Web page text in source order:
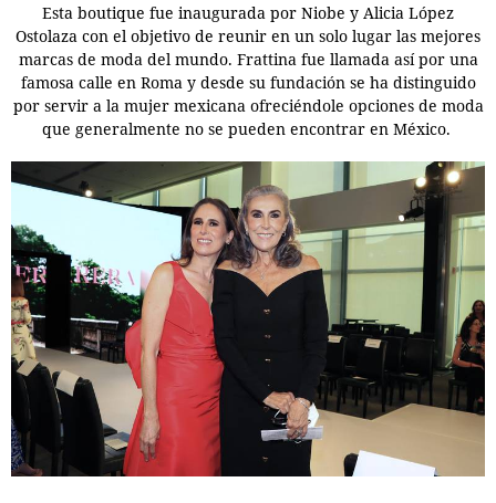
Esta boutique fue inaugurada por Niobe y Alicia López
Ostolaza con el objetivo de reunir en un solo lugar las mejores
marcas de moda del mundo. Frattina fue llamada así por una
famosa calle en Roma y desde su fundación se ha distinguido
por servir a la mujer mexicana ofreciéndole opciones de moda
que generalmente no se pueden encontrar en México.